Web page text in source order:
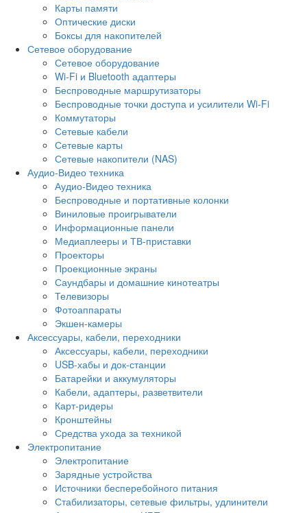
Карты памяти
Оптические диски
Боксы для накопителей
Сетевое оборудование
Сетевое оборудование
Wi-Fi и Bluetooth адаптеры
Беспроводные маршрутизаторы
Беспроводные точки доступа и усилители Wi-Fi
Коммутаторы
Сетевые кабели
Сетевые карты
Сетевые накопители (NAS)
Аудио-Видео техника
Аудио-Видео техника
Беспроводные и портативные колонки
Виниловые проигрыватели
Информационные панели
Медиаплееры и ТВ-приставки
Проекторы
Проекционные экраны
Саундбары и домашние кинотеатры
Телевизоры
Фотоаппараты
Экшен-камеры
Аксессуары, кабели, переходники
Аксессуары, кабели, переходники
USB-хабы и док-станции
Батарейки и аккумуляторы
Кабели, адаптеры, разветвители
Карт-ридеры
Кронштейны
Средства ухода за техникой
Электропитание
Электропитание
Зарядные устройства
Источники бесперебойного питания
Стабилизаторы, сетевые фильтры, удлинители